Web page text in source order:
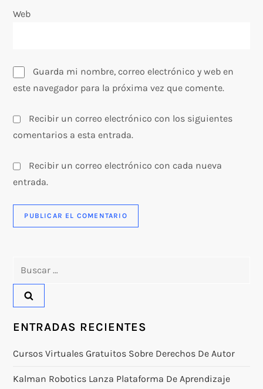
d
s
Web
Guarda mi nombre, correo electrónico y web en
este navegador para la próxima vez que comente.
Recibir un correo electrónico con los siguientes
comentarios a esta entrada.
Recibir un correo electrónico con cada nueva
entrada.
ENTRADAS RECIENTES
Cursos Virtuales Gratuitos Sobre Derechos De Autor
Kalman Robotics Lanza Plataforma De Aprendizaje